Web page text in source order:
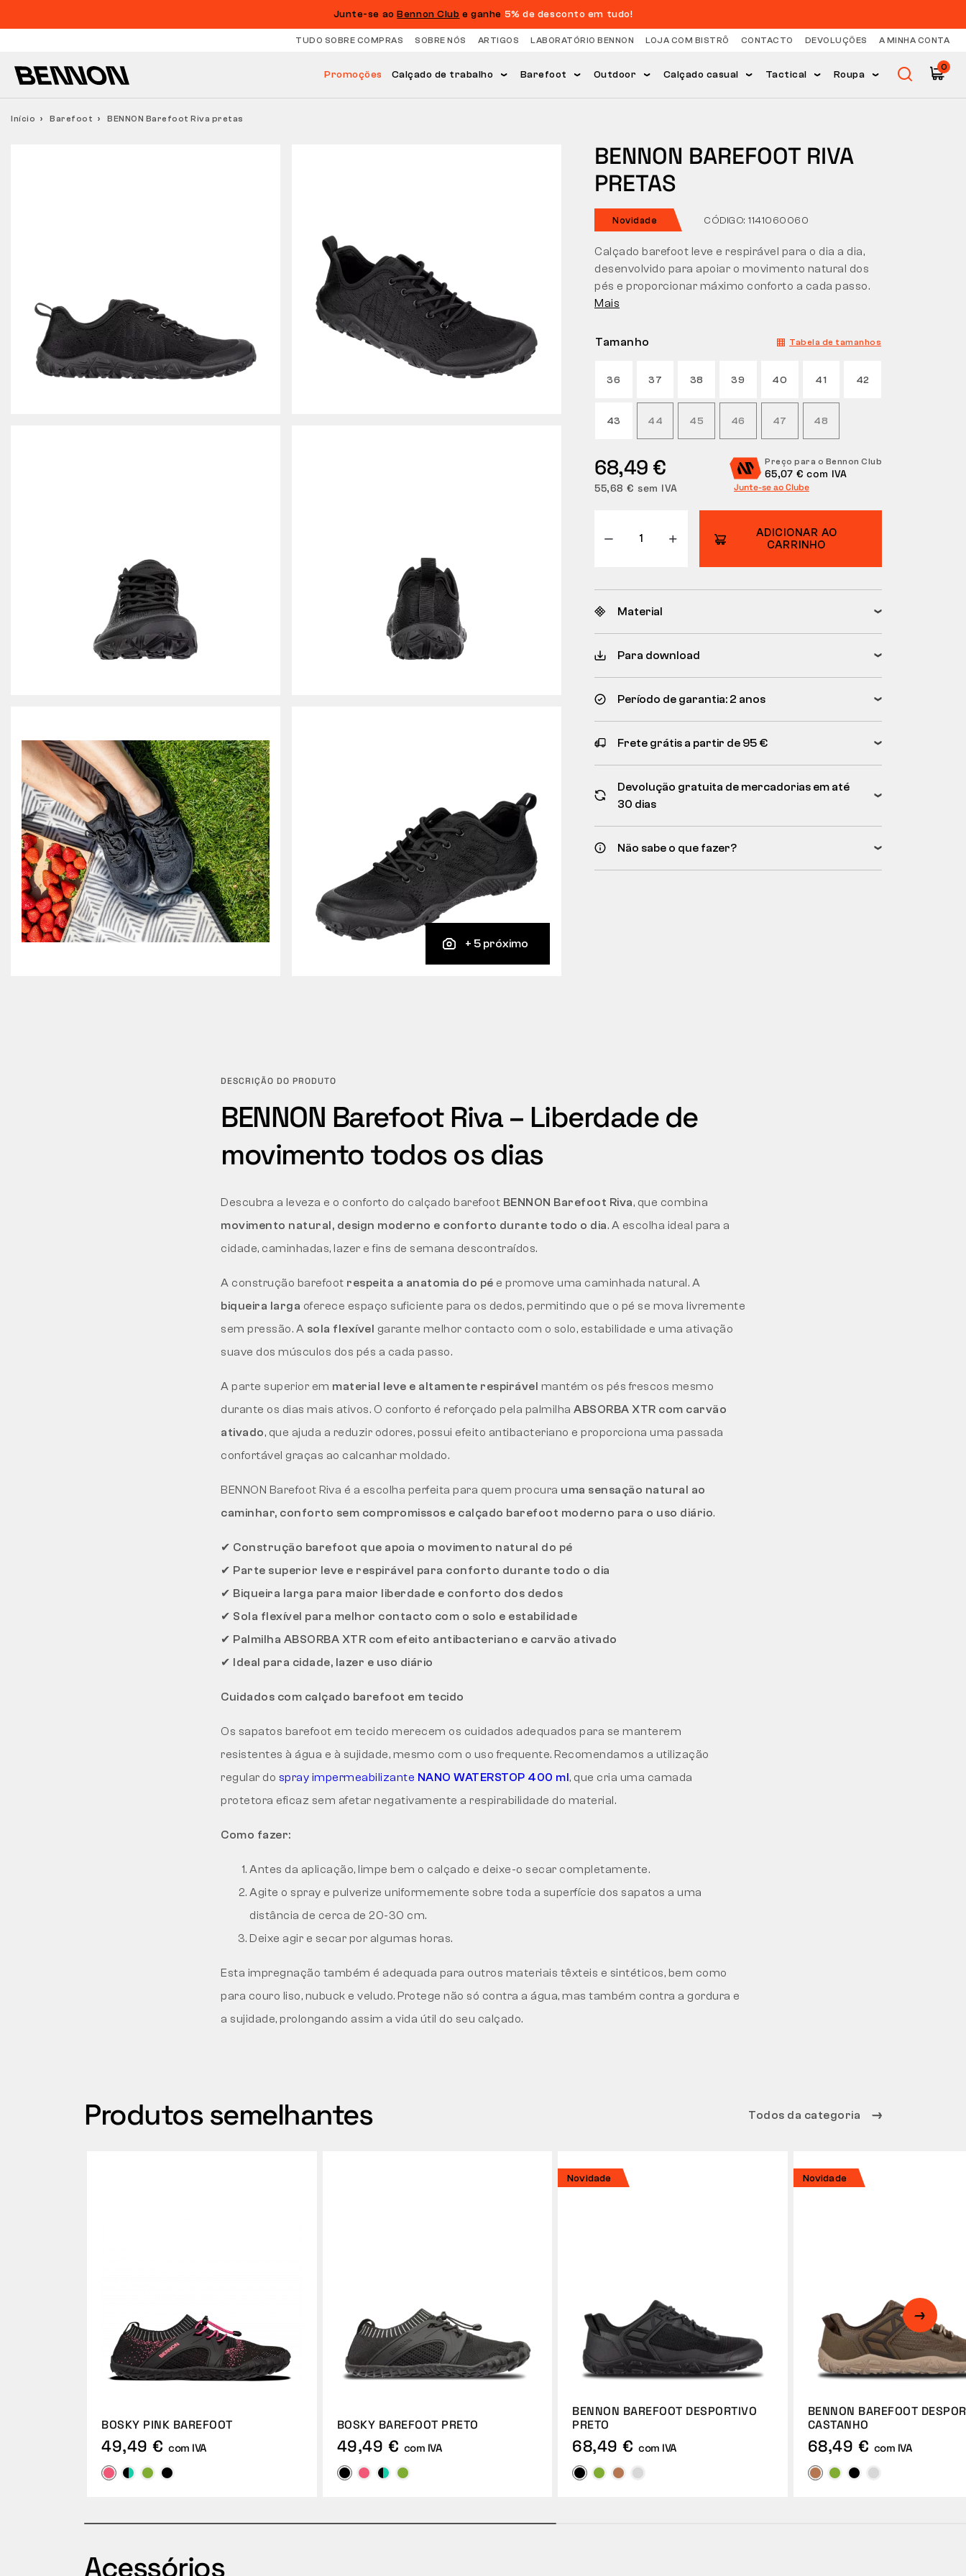
Junte-se aoBennon Club e ganhe 5% de desconto em tudo!
TUDO SOBRE COMPRAS SOBRE NÓS ARTIGOS LABORATÓRIO BENNON LOJA COM BISTRÔ CONTACTO DEVOLUÇÕES A MINHA CONTA
Promoções Calçado de trabalho Barefoot Outdoor Calçado casual Tactical Roupa
0
Início Barefoot BENNON Barefoot Riva pretas
+ 5 próximo
BENNON BAREFOOT RIVA
PRETAS
Novidade CÓDIGO: 1141060060
Tamanho Tabela de tamanhos
36 37 38 39 40 41 42
43 44 45 46 47 48
68,49 €
55,68 € sem IVA
Preço para o Bennon Club
65,07 € com IVA
Junte-se ao Clube
ADICIONAR AO
CARRINHO
Calçado barefoot leve e respirável para o dia a dia,
desenvolvido para apoiar o movimento natural dos
pés e proporcionar máximo conforto a cada passo.
Mais
Material
Para download
Período de garantia: 2 anos
Frete grátis a partir de 95 €
Devolução gratuita de mercadorias em até
30 dias
Não sabe o que fazer?
DESCRIÇÃO DO PRODUTO
BENNON Barefoot Riva – Liberdade de
movimento todos os dias
Descubra a leveza e o conforto do calçado barefoot BENNON Barefoot Riva, que combina
movimento natural, design moderno e conforto durante todo o dia. A escolha ideal para a
cidade, caminhadas, lazer e fins de semana descontraídos.
A construção barefoot respeita a anatomia do pé e promove uma caminhada natural. A
biqueira larga oferece espaço suficiente para os dedos, permitindo que o pé se mova livremente
sem pressão. A sola flexível garante melhor contacto com o solo, estabilidade e uma ativação
suave dos músculos dos pés a cada passo.
A parte superior em material leve e altamente respirável mantém os pés frescos mesmo
durante os dias mais ativos. O conforto é reforçado pela palmilha ABSORBA XTR com carvão
ativado, que ajuda a reduzir odores, possui efeito antibacteriano e proporciona uma passada
confortável graças ao calcanhar moldado.
BENNON Barefoot Riva é a escolha perfeita para quem procura uma sensação natural ao
caminhar, conforto sem compromissos e calçado barefoot moderno para o uso diário.
✔ Construção barefoot que apoia o movimento natural do pé
✔ Parte superior leve e respirável para conforto durante todo o dia
✔ Biqueira larga para maior liberdade e conforto dos dedos
✔ Sola flexível para melhor contacto com o solo e estabilidade
✔ Palmilha ABSORBA XTR com efeito antibacteriano e carvão ativado
✔ Ideal para cidade, lazer e uso diário
Cuidados com calçado barefoot em tecido
Os sapatos barefoot em tecido merecem os cuidados adequados para se manterem
resistentes à água e à sujidade, mesmo com o uso frequente. Recomendamos a utilização
regular do spray impermeabilizante NANO WATERSTOP 400 ml, que cria uma camada
protetora eficaz sem afetar negativamente a respirabilidade do material.
Como fazer:
Antes da aplicação, limpe bem o calçado e deixe-o secar completamente.
Agite o spray e pulverize uniformemente sobre toda a superfície dos sapatos a uma
distância de cerca de 20-30 cm.
Deixe agir e secar por algumas horas.
Esta impregnação também é adequada para outros materiais têxteis e sintéticos, bem como
para couro liso, nubuck e veludo. Protege não só contra a água, mas também contra a gordura e
a sujidade, prolongando assim a vida útil do seu calçado.
Produtos semelhantes Todos da categoria
BOSKY PINK BAREFOOT
49,49 € com IVA
BOSKY BAREFOOT PRETO
49,49 € com IVA
Novidade
BENNON BAREFOOT DESPORTIVO
PRETO
68,49 € com IVA
Novidade
BENNON BAREFOOT
CASTANHO
68,49 € com IVA
Acessórios